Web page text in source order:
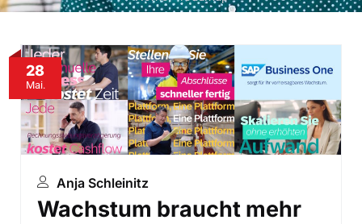
28
Mai.
Anja Schleinitz
Wachstum braucht mehr